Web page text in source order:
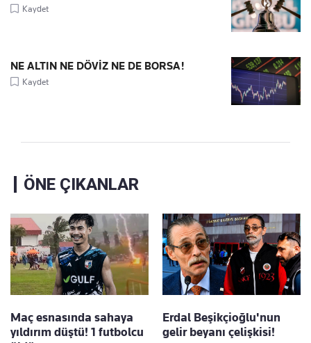
Kaydet
NE ALTIN NE DÖVİZ NE DE BORSA!
Kaydet
ÖNE ÇIKANLAR
Maç esnasında sahaya
yıldırım düştü! 1 futbolcu
Erdal Beşikçioğlu'nun
gelir beyanı çelişkisi!